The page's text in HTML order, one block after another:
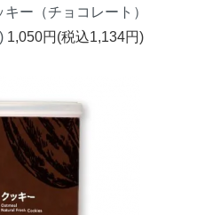
ー（チョコレート）
1,050円(税込1,134円)